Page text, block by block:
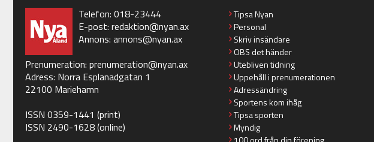
Telefon: 018-23444
E-post: redaktion@nyan.ax
Annons: annons@nyan.ax
Prenumeration: prenumeration@nyan.ax
Adress: Norra Esplanadgatan 1
22100 Mariehamn
ISSN 0359-1441 (print)
ISSN 2490-1628 (online)
Tipsa Nyan
Personal
Skriv insändare
OBS det händer
Utebliven tidning
Uppehåll i prenumerationen
Adressändring
Sportens kom ihåg
Tipsa sporten
Myndig